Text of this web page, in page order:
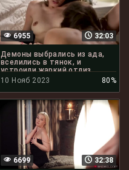
32:03
6955
Демоны выбрались из ада,
вселились в тянок, и
устроили жаркий отлиз
клиторов
10 Нояб 2023 80%
32:38
6699